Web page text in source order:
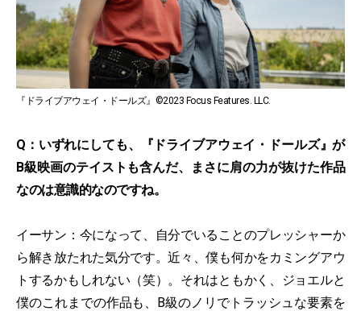
『ドライブアウェイ・ドールズ』©2023 Focus Features. LLC.
Q：いずれにしても、『ドライブアウェイ・ドールズ』が
B級映画のテイストも含んだ、まさに肩の力が抜けた作品
なのは意識的なのですね。
イーサン：今になって、自分でいることのプレッシャーか
ら解き放たれた気分です。近々、僕も何かをカミングアウ
トするかもしれない（笑）。それはともかく、ジョエルと
僕のこれまでの作品も、B級のノリでトラッシュな要素を